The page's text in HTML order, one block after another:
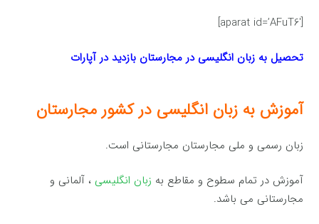
[aparat id=’AFuT6′]
تحصیل به زبان انگلیسی در مجارستان بازدید در آپارات
آموزش به زبان انگلیسی در کشور مجارستان
زبان رسمی و ملی مجارستان مجارستانی است.
آموزش در تمام سطوح و مقاطع به زبان انگلیسی ، آلمانی و
مجارستانی می باشد.